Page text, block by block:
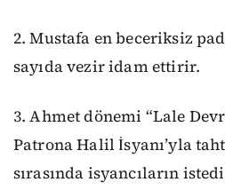
2. Mustafa en beceriksiz
sayıda vezir idam ettirir.
3. Ahmet dönemi “Lale
Patrona Halil İsyanı’yla
sırasında isyancıların